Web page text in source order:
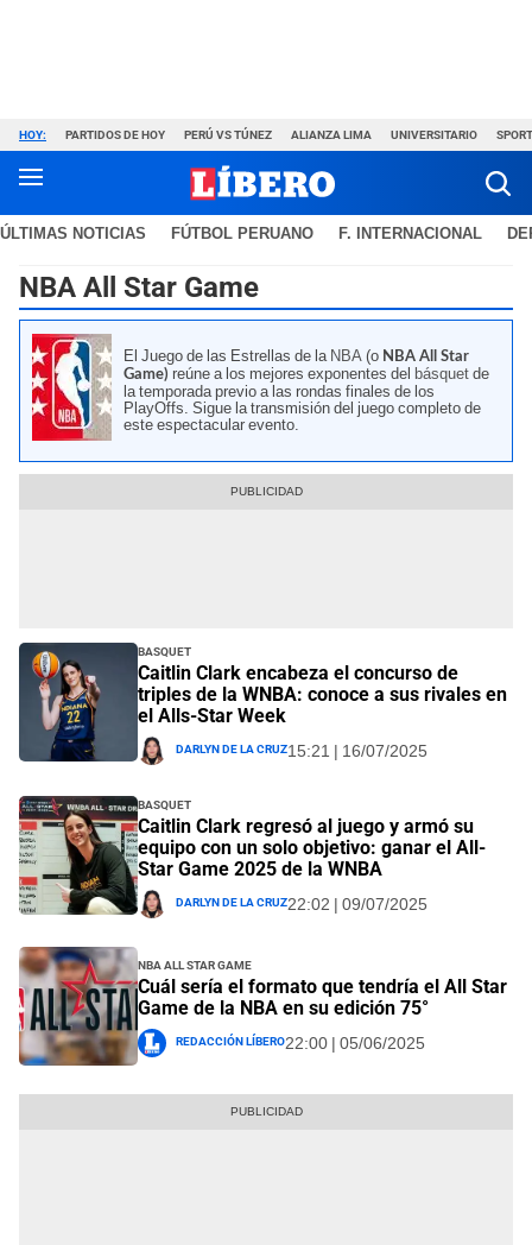
HOY: PARTIDOS DE HOY PERÚ VS TÚNEZ ALIANZA LIMA UNIVERSITARIO
ÚLTIMAS NOTICIAS FÚTBOL PERUANO F. INTERNACIONAL
NBA All Star Game
El Juego de las Estrellas de la NBA (o NBA All Star
Game) reúne a los mejores exponentes del básquet de
la temporada previo a las rondas finales de los
PlayOffs. Sigue la transmisión del juego completo de
este espectacular evento.
Basquet
Caitlin Clark encabeza el concurso de
triples de la WNBA: conoce a sus rivales en
el Alls-Star Week
Darlyn De La Cruz15:21 | 16/07/2025
Basquet
Caitlin Clark regresó al juego y armó su
equipo con un solo objetivo: ganar el All-
Star Game 2025 de la WNBA
Darlyn De La Cruz22:02 | 09/07/2025
NBA All Star Game
Cuál sería el formato que tendría el All Star
Game de la NBA en su edición 75°
Redacción Líbero22:00 | 05/06/2025